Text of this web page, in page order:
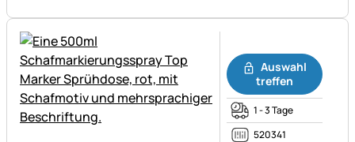
Auswahl
treffen
1 - 3 Tage
520341